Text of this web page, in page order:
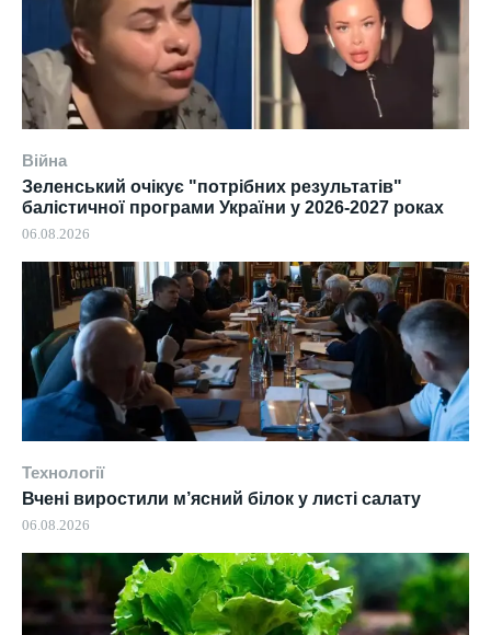
Війна
Зеленський очікує "потрібних результатів"
балістичної програми України у 2026-2027 роках
06.08.2026
Технології
Вчені виростили м’ясний білок у листі салату
06.08.2026